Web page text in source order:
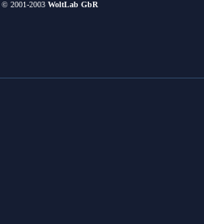
© 2001-2003 WoltLab GbR